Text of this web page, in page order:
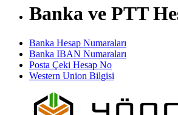
Banka ve PTT
Banka Hesap Numaraları
Banka IBAN Numaraları
Posta Çeki Hesap No
Western Union Bilgisi